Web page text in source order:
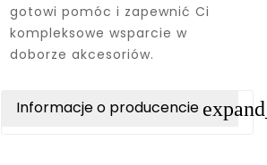
gotowi pomóc i zapewnić Ci
kompleksowe wsparcie w
doborze akcesoriów.
Informacje o producencie